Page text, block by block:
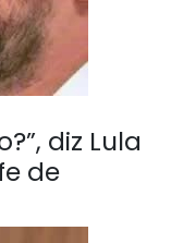
diz Lula
de